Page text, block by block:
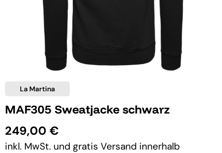
La Martina
MAF305 Sweatjacke schwarz
249,00 €
inkl. MwSt. und gratis Versand innerhalb